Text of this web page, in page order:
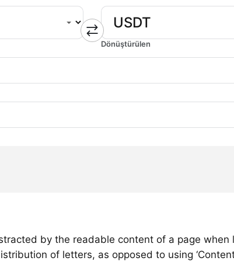
Dönüştürülen
by the readable content of a page when
of letters, as opposed to using